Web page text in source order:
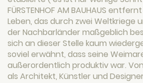
FÜRSTENHOF AM BAUHAUS
Leben, das durch zwei Weltkriege
der Nachbarländer maßgeblich
sich an dieser Stelle kaum
soviel erwähnt, dass seine
außerordentlich produktiv war.
als Architekt, Künstler und